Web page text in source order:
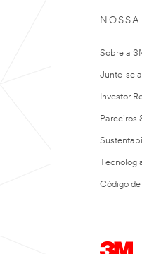
Sobre a
Junte-se
Investor
Parceiros
Código